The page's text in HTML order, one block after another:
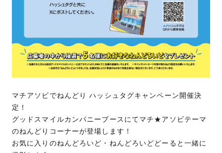
マチアソビでねんどり ハッシュタグキャンペーン開催決
定！
グッドスマイルカンパニーブースにてマチ★アソビテーマ
のねんどりコーナーが登場します！
お気に入りのねんどろいど・ねんどろいどどーると一緒に